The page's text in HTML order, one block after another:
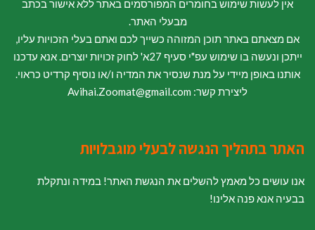
אין לעשות שימוש בחומרים המפורסמים באתר ללא אישור בכתב
מבעלי האתר.
אם מצאתם באתר תוכן המזוהה כשייך לכם ואתם בעלי הזכויות עליו,
ייתכן ונעשה בו שימוש עפ"י סעיף 27א' לחוק זכויות יוצרים. אנא עדכנו
אותנו באופן מיידי על מנת שנסיר את המדיה ו/או נוסיף קרדיט כראוי.
ליצירת קשר: Avihai.Zoomat@gmail.com
האתר בתהליך הנגשה לבעלי מוגבלויות
אנו עושים כל מאמץ להשלים את הנגשת האתר! במידה ונתקלת
בבעיה אנא פנה אלינו!